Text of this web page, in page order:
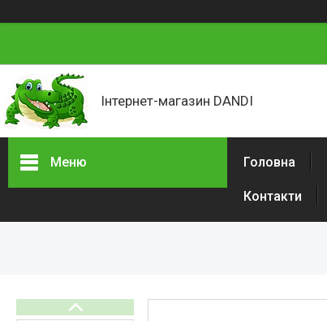
Інтернет-магазин DANDI
Меню Головна
Контакти